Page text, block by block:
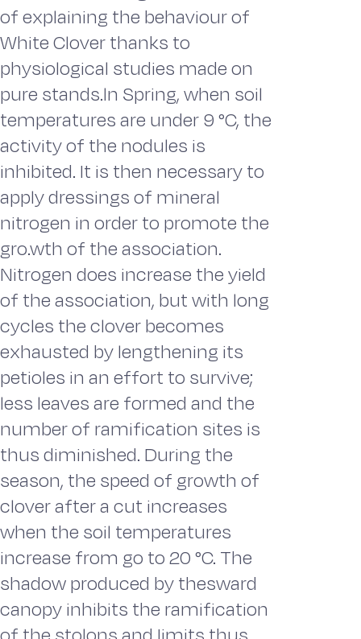
of explaining the behaviour of
White Clover thanks to
physiological studies made on
pure stands.ln Spring, when soil
temperatures are under 9 °C, the
activity of the nodules is
inhibited. It is then necessary to
apply dressings of mineral
nitrogen in order to promote the
gro.wth of the association.
Nitrogen does increase the yield
of the association, but with long
cycles the clover becomes
exhausted by lengthening its
petioles in an effort to survive;
less leaves are formed and the
number of ramification sites is
thus diminished. During the
season, the speed of growth of
clover after a cut increases
when the soil temperatures
increase from go to 20 °C. The
shadow produced by thesward
canopy inhibits the ramification